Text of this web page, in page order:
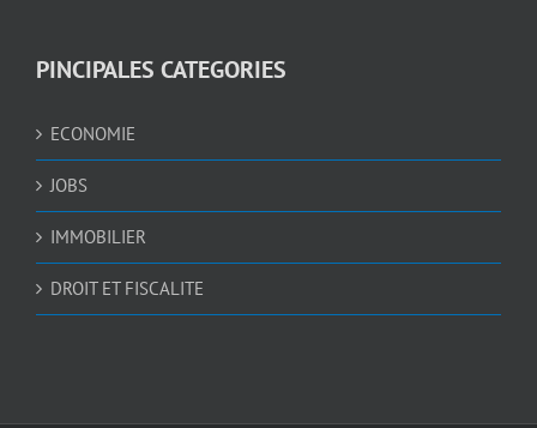
PINCIPALES CATEGORIES
ECONOMIE
JOBS
IMMOBILIER
DROIT ET FISCALITE